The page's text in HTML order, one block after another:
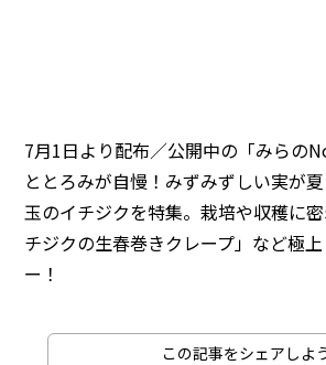
7月1日より配布／公開中の「みらの
ととろみが自慢！みずみずしい実が
玉のイチジクを特集。栽培や収穫に
チジクの生春巻きクレープ」など極
ー！
この記事をシェアしよ